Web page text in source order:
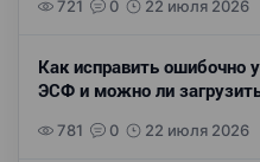
721 0 22 июля 2026
Как исправить ошибочно
ЭСФ и можно ли
781 0 22 июля 2026